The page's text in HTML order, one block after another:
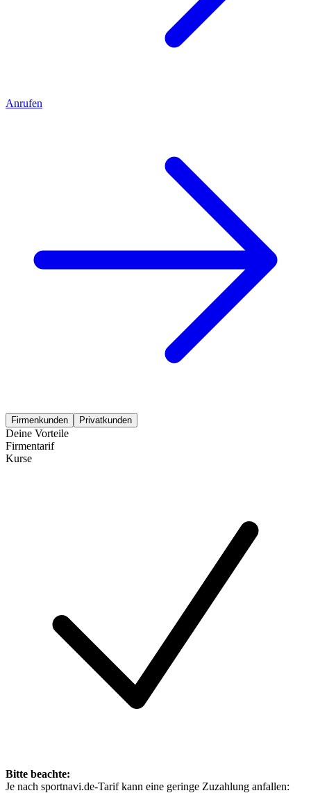
Anrufen
Firmenkunden Privatkunden
Deine Vorteile
Firmentarif
Kurse
Bitte beachte:
Je nach sportnavi.de-Tarif kann eine geringe Zuzahlung anfallen: